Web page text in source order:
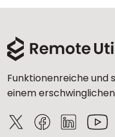
Funktionenreiche und
einem erschwinglichen